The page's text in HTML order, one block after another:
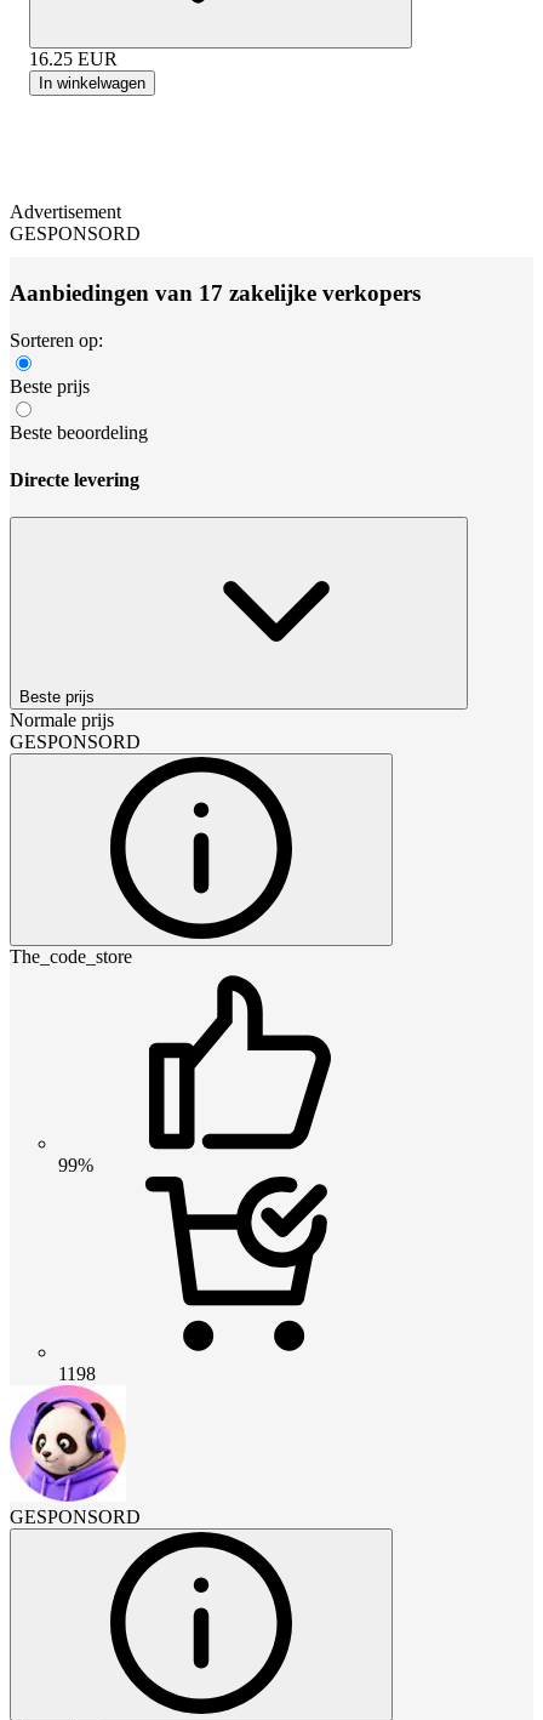
16.25 EUR
In winkelwagen
Advertisement
GESPONSORD
Aanbiedingen van 17 zakelijke verkopers
Sorteren op:
Beste prijs
Beste beoordeling
Directe levering
Beste prijs
Normale prijs
GESPONSORD
The_code_store
99%
1198
GESPONSORD